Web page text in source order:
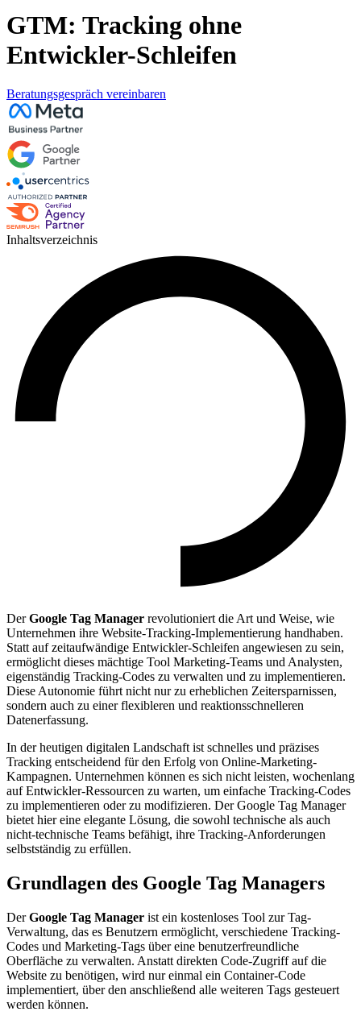
GTM: Tracking ohne
Entwickler-Schleifen
Beratungsgespräch vereinbaren
Inhaltsverzeichnis
DerGoogle Tag Manager revolutioniert die Art und Weise, wie
Unternehmen ihre Website-Tracking-Implementierung handhaben.
Statt auf zeitaufwändige Entwickler-Schleifen angewiesen zu sein,
ermöglicht dieses mächtige Tool Marketing-Teams und Analysten,
eigenständig Tracking-Codes zu verwalten und zu implementieren.
Diese Autonomie führt nicht nur zu erheblichen Zeitersparnissen,
sondern auch zu einer flexibleren und reaktionsschnelleren
Datenerfassung.
In der heutigen digitalen Landschaft ist schnelles und präzises
Tracking entscheidend für den Erfolg von Online-Marketing-
Kampagnen. Unternehmen können es sich nicht leisten, wochenlang
auf Entwickler-Ressourcen zu warten, um einfache Tracking-Codes
zu implementieren oder zu modifizieren. Der Google Tag Manager
bietet hier eine elegante Lösung, die sowohl technische als auch
nicht-technische Teams befähigt, ihre Tracking-Anforderungen
selbstständig zu erfüllen.
Grundlagen des Google Tag Managers
DerGoogle Tag Manager ist ein kostenloses Tool zur Tag-
Verwaltung, das es Benutzern ermöglicht, verschiedene Tracking-
Codes und Marketing-Tags über eine benutzerfreundliche
Oberfläche zu verwalten. Anstatt direkten Code-Zugriff auf die
Website zu benötigen, wird nur einmal ein Container-Code
implementiert, über den anschließend alle weiteren Tags gesteuert
werden können.